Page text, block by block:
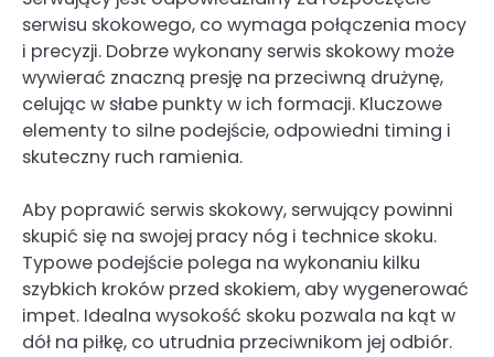
serwisu skokowego, co wymaga połączenia mocy
i precyzji. Dobrze wykonany serwis skokowy może
wywierać znaczną presję na przeciwną drużynę,
celując w słabe punkty w ich formacji. Kluczowe
elementy to silne podejście, odpowiedni timing i
skuteczny ruch ramienia.
Aby poprawić serwis skokowy, serwujący powinni
skupić się na swojej pracy nóg i technice skoku.
Typowe podejście polega na wykonaniu kilku
szybkich kroków przed skokiem, aby wygenerować
impet. Idealna wysokość skoku pozwala na kąt w
dół na piłkę, co utrudnia przeciwnikom jej odbiór.